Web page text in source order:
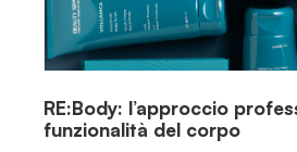
RE:Body: l’approccio
funzionalità del corpo